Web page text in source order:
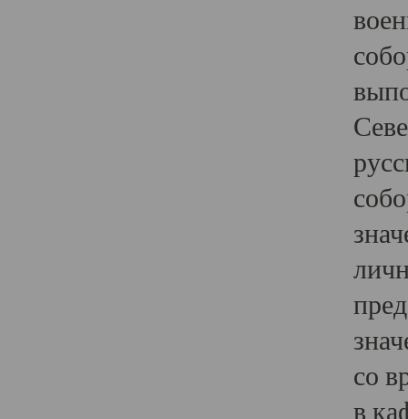
со
в